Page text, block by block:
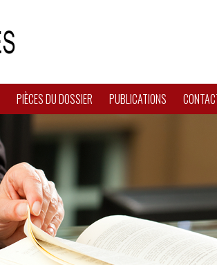
PIÈCES DU DOSSIER PUBLICATIONS